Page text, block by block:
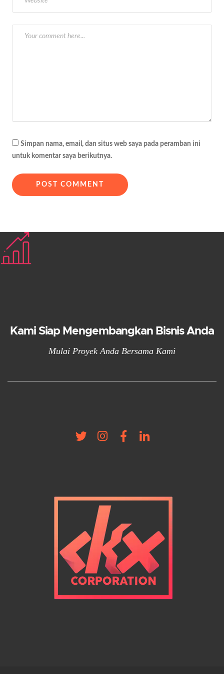
Simpan nama, email, dan situs web saya pada peramban ini
untuk komentar saya berikutnya.
Kami Siap Mengembangkan Bisnis Anda
Mulai Proyek Anda Bersama Kami